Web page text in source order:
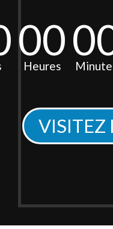
00
Heures
VISITEZ